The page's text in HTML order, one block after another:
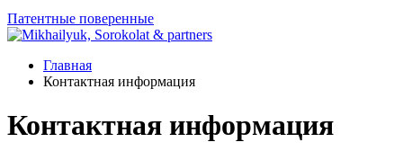
Патентные поверенные
Главная
Контактная информация
Контактная информация